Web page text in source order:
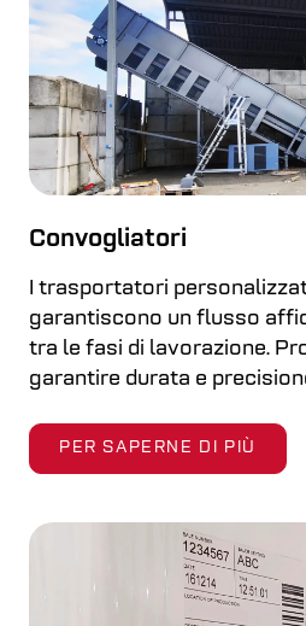
Convogliatori
I trasportatori
garantiscono un flusso
tra le fasi di lavorazione.
garantire durata e
PER SAPERNE DI PIÙ